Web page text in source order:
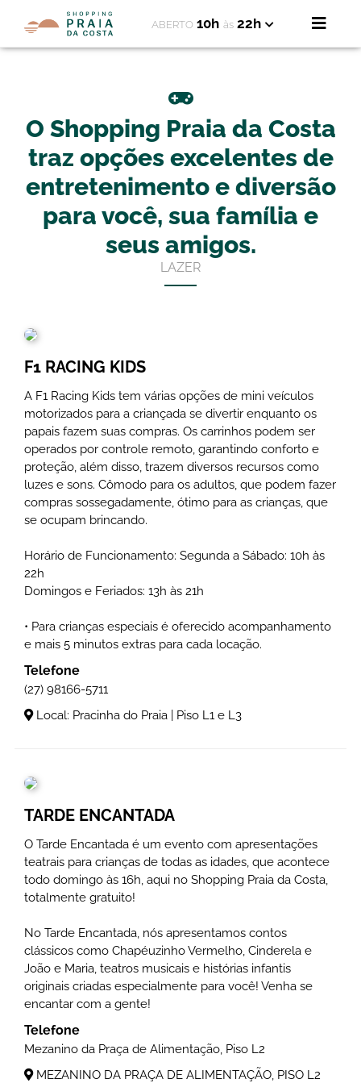
ABERTO 10h às 22h
O Shopping Praia da Costa
traz opções excelentes de
entretenimento e diversão
para você, sua família e
seus amigos.
LAZER
F1 RACING KIDS
A F1 Racing Kids tem várias opções de mini veículos
motorizados para a criançada se divertir enquanto os
papais fazem suas compras. Os carrinhos podem ser
operados por controle remoto, garantindo conforto e
proteção, além disso, trazem diversos recursos como
luzes e sons. Cômodo para os adultos, que podem fazer
compras sossegadamente, ótimo para as crianças, que
se ocupam brincando.
Horário de Funcionamento: Segunda a Sábado: 10h às
22h
Domingos e Feriados: 13h às 21h
• Para crianças especiais é oferecido acompanhamento
e mais 5 minutos extras para cada locação.
Telefone
(27) 98166-5711
Local: Pracinha do Praia | Piso L1 e L3
TARDE ENCANTADA
O Tarde Encantada é um evento com apresentações
teatrais para crianças de todas as idades, que acontece
todo domingo às 16h, aqui no Shopping Praia da Costa,
totalmente gratuito!
No Tarde Encantada, nós apresentamos contos
clássicos como Chapéuzinho Vermelho, Cinderela e
João e Maria, teatros musicais e histórias infantis
originais criadas especialmente para você! Venha se
encantar com a gente!
Telefone
Mezanino da Praça de Alimentação, Piso L2
MEZANINO DA PRAÇA DE ALIMENTAÇÃO, PISO L2